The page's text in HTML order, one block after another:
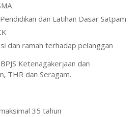
dan Latihan Dasar Satpam
dan ramah terhadap pelanggan
Ketenagakerjaan dan
THR dan Seragam.
35 tahun